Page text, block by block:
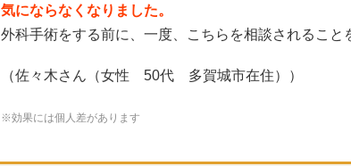
気にならなくなりました。
外科手術をする前に、一度、こちらを相談されること
（佐々木さん（女性 50代 多賀城市在住））
※効果には個人差があります